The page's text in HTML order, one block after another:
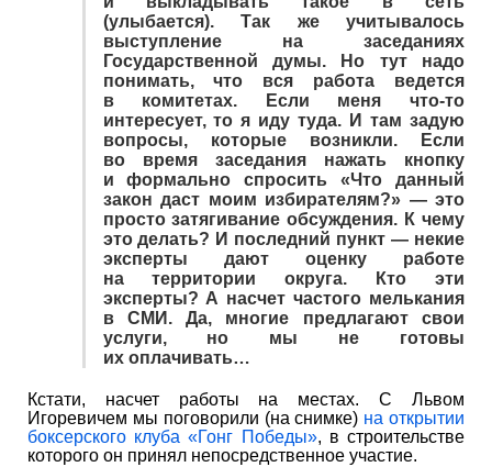
(улыбается). Так же учитывалось
выступление на заседаниях
Государственной думы. Но тут надо
понимать, что вся работа ведется
в комитетах. Если меня что-то
интересует, то я иду туда. И там задую
вопросы, которые возникли. Если
во время заседания нажать кнопку
и формально спросить «Что данный
закон даст моим избирателям?» — это
просто затягивание обсуждения. К чему
это делать? И последний пункт — некие
эксперты дают оценку работе
на территории округа. Кто эти
эксперты? А насчет частого мелькания
в СМИ. Да, многие предлагают свои
услуги, но мы не готовы
их оплачивать…
Кстати, насчет работы на местах. С Львом
Игоревичем мы поговорили (на снимке) на открытии
боксерского клуба «Гонг Победы», в строительстве
которого он принял непосредственное участие.